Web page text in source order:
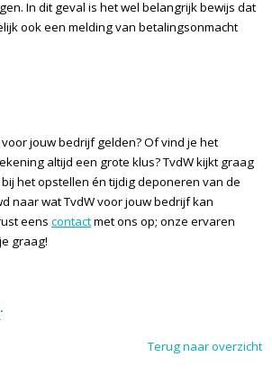
In dit geval is het wel belangrijk bewijs dat
ook een melding van betalingsonmacht
jouw bedrijf gelden? Of vind je het
altijd een grote klus? TvdW kijkt graag
het opstellen én tijdig deponeren van de
naar wat TvdW voor jouw bedrijf kan
eenscontactmet ons op; onze ervaren
graag!
Terug naar overzicht